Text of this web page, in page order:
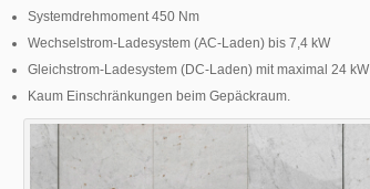
Systemdrehmoment 450 Nm
Wechselstrom-Ladesystem (AC-Laden) bis 7,4 kW
Gleichstrom-Ladesystem (DC-Laden) mit maximal 24 kW
Kaum Einschränkungen beim Gepäckraum.